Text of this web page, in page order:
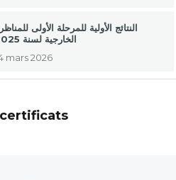
النتائج الأولية للمرحلة الأولى
الخارجية لسنة 2025
mars 2026